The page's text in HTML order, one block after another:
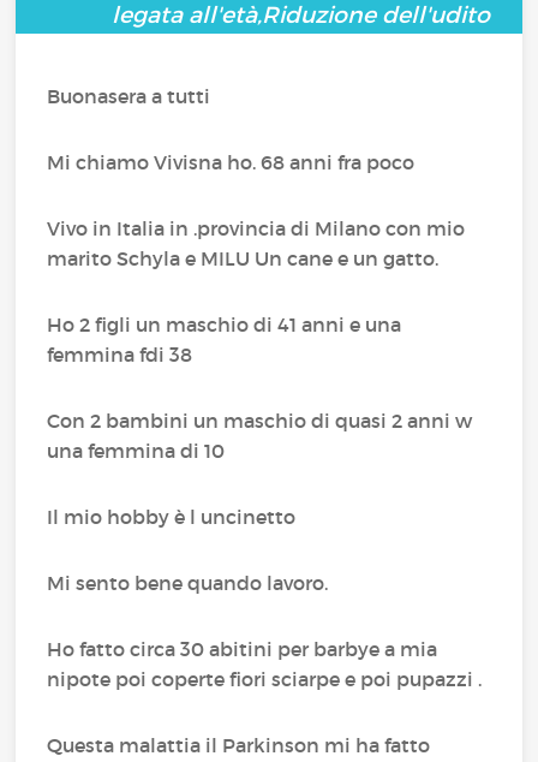
legata all'età,Riduzione dell'udito
Buonasera a tutti
Mi chiamo Vivisna ho. 68 anni fra poco
Vivo in Italia in .provincia di Milano con mio
marito Schyla e MILU Un cane e un gatto.
Ho 2 figli un maschio di 41 anni e una
femmina fdi 38
Con 2 bambini un maschio di quasi 2 anni w
una femmina di 10
Il mio hobby è l uncinetto
Mi sento bene quando lavoro.
Ho fatto circa 30 abitini per barbye a mia
nipote poi coperte fiori sciarpe e poi pupazzi .
Questa malattia il Parkinson mi ha fatto